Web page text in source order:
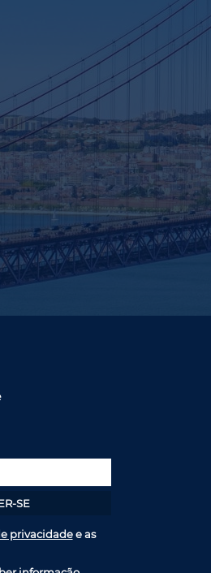
privacidadee as